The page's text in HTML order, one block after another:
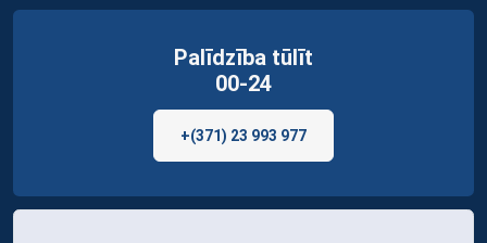
Palīdzība tūlīt
00-24
+(371) 23 993 977